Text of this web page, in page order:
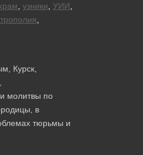
узники УИИ
Курск,
молитвы по
в
тюрьмы и